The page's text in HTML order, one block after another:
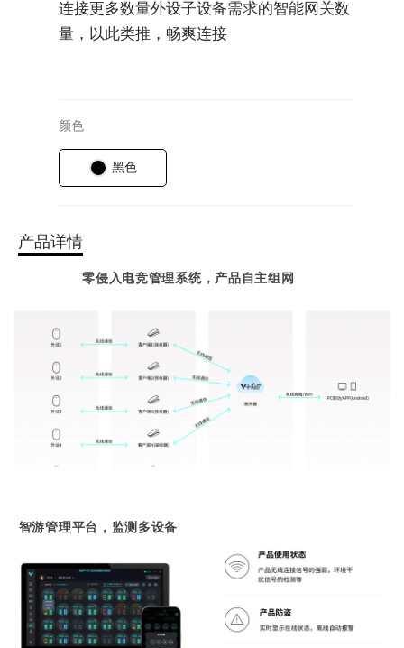
连接更多数量外设子设备需求的智能网关数
量，以此类推，畅爽连接
颜色
黑色
产品详情
零侵入电竞管理系统，产品自主组网
智游管理平台，监测多设备